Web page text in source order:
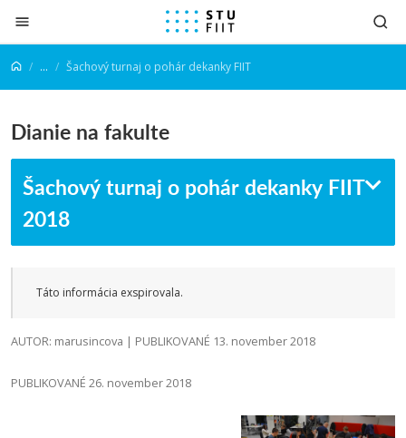
Prejsť na obsah
... Šachový turnaj o pohár dekanky FIIT
Dianie na fakulte
Šachový turnaj o pohár dekanky FIIT
2018
Táto informácia exspirovala.
AUTOR: marusincova | PUBLIKOVANÉ 13. november 2018
PUBLIKOVANÉ 26. november 2018